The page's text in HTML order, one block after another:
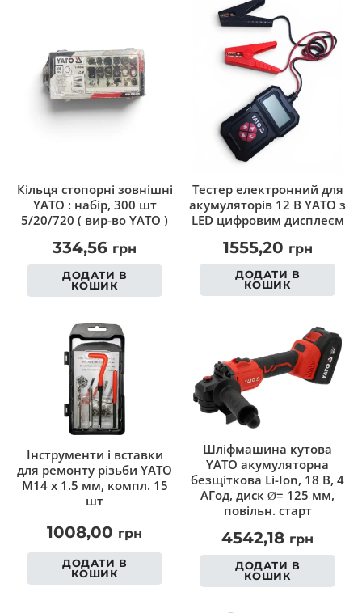
Кільця cтопорні зовнішні
YATO : набір, 300 шт
5/20/720 ( вир-во YATO )
334,56 грн
ДОДАТИ В
КОШИК
Тестер електронний для
акумуляторів 12 В YATO з
LED цифровим дисплеєм
1555,20 грн
ДОДАТИ В
КОШИК
Інструменти і вставки
для ремонту різьби YATO
М14 х 1.5 мм, компл. 15
шт
1008,00 грн
ДОДАТИ В
КОШИК
Шліфмашина кутова
YATO акумуляторна
безщіткова Li-Ion, 18 В, 4
АГод, диск Ø= 125 мм,
повільн. старт
4542,18 грн
ДОДАТИ В
КОШИК